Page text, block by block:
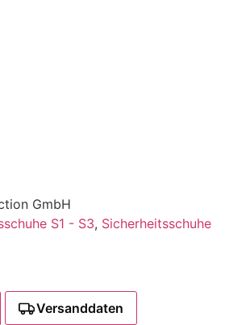
S1 - S3, Sicherheitsschuhe
GmbH
Versanddaten